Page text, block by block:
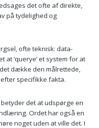
det ofte af direkte,
på tydelighed og
ofte teknisk: data-
at ‘querye’ et system for at
dække den målrettede,
specifikke fakta.
det at udspørge en
Ordet har også en
noget uden at ville det. I